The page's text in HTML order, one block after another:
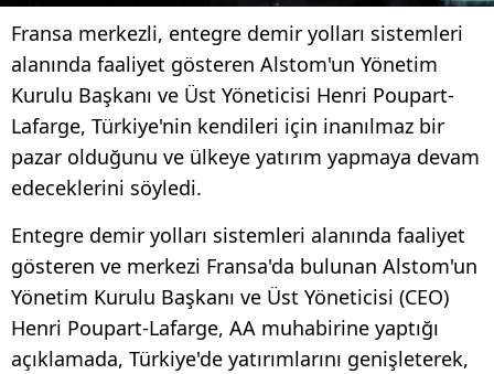
Fransa merkezli, entegre demir yolları sistemleri
alanında faaliyet gösteren Alstom'un Yönetim
Kurulu Başkanı ve Üst Yöneticisi Henri Poupart-
Lafarge, Türkiye'nin kendileri için inanılmaz bir
pazar olduğunu ve ülkeye yatırım yapmaya devam
edeceklerini söyledi.
Entegre demir yolları sistemleri alanında faaliyet
gösteren ve merkezi Fransa'da bulunan Alstom'un
Yönetim Kurulu Başkanı ve Üst Yöneticisi (CEO)
Henri Poupart-Lafarge, AA muhabirine yaptığı
açıklamada, Türkiye'de yatırımlarını genişleterek,